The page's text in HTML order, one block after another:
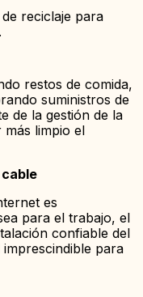
reciclaje para
restos de comida,
suministros de
de la gestión de la
más limpio el
es
para el trabajo, el
confiable del
para